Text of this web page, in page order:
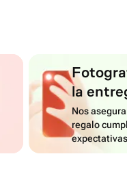
la
Nos
regalo